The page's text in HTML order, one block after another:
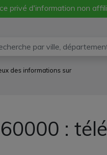
privé d'information non
des informations sur
: